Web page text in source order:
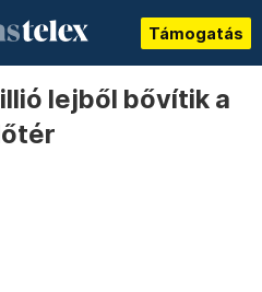
Támogatás
lejből bővítik a